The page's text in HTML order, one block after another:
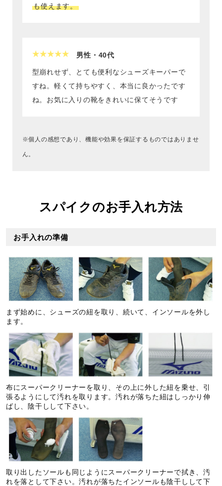
その他
直営店一覧
も使えます。
男性・40代
型崩れせず、とても便利なシューズキーパーで
すね。軽くて持ちやすく、本当に良かったです
ね。お気に入りの靴をきれいに保てそうです
※個人の感想であり、機能や効果を保証するものではありませ
ん。
スパイクのお手入れ方法
お手入れの準備
まず始めに、シューズの紐を取り、続いて、インソールを外し
ます。
布にスーパークリーナーを取り、その上に外した紐を乗せ、引
張るようにして汚れを取ります。汚れが落ちた紐はしっかり伸
ばし、陰干しして下さい。
取り出したソールも同じようにスーパークリーナーで拭き、汚
れを落として下さい。汚れが落ちたインソールも陰干しして下